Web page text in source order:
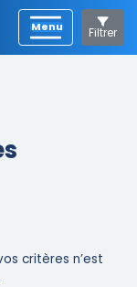
Filtrer
critères n’est